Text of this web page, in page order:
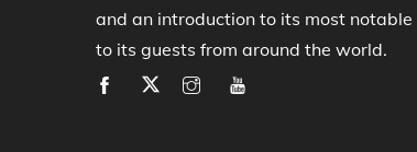
and an introduction to its most
to its guests from around the world.